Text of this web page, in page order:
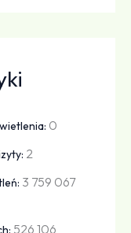
0
2
3 759 067
526 106